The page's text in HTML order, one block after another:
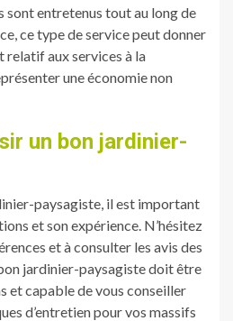
sont entretenus tout au long de
ce type de service peut donner
relatif aux services à la
une économie non
un bon jardinier-
paysagiste, il est important
et son expérience. N’hésitez
et à consulter les avis des
jardinier-paysagiste doit être
et capable de vous conseiller
d’entretien pour vos massifs